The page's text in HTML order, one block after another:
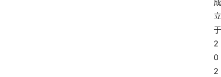
成
立
于
2
0
2